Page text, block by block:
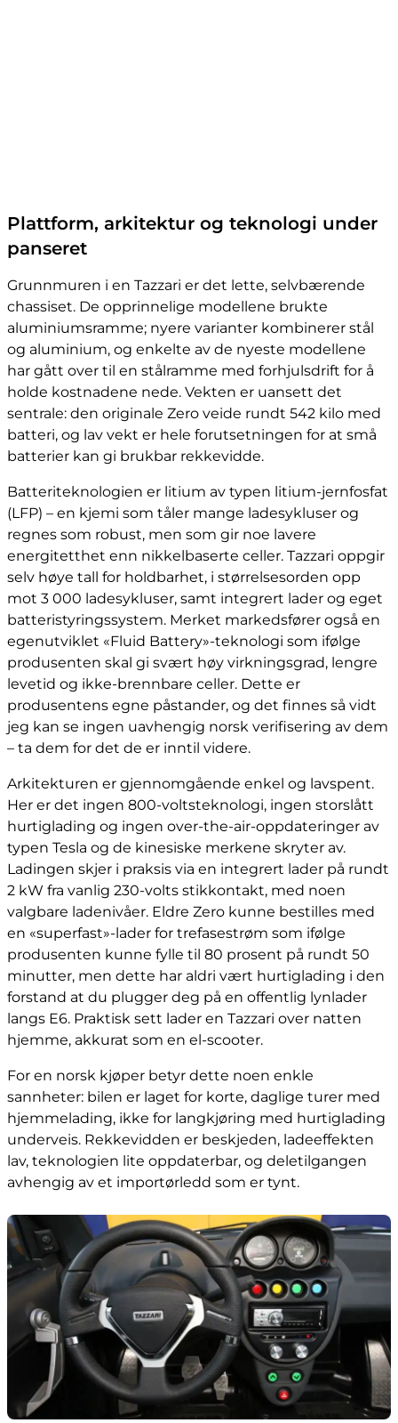
Plattform, arkitektur og teknologi under
panseret
Grunnmuren i en Tazzari er det lette, selvbærende
chassiset. De opprinnelige modellene brukte
aluminiumsramme; nyere varianter kombinerer stål
og aluminium, og enkelte av de nyeste modellene
har gått over til en stålramme med forhjulsdrift for å
holde kostnadene nede. Vekten er uansett det
sentrale: den originale Zero veide rundt 542 kilo med
batteri, og lav vekt er hele forutsetningen for at små
batterier kan gi brukbar rekkevidde.
Batteriteknologien er litium av typen litium-jernfosfat
(LFP) – en kjemi som tåler mange ladesykluser og
regnes som robust, men som gir noe lavere
energitetthet enn nikkelbaserte celler. Tazzari oppgir
selv høye tall for holdbarhet, i størrelsesorden opp
mot 3 000 ladesykluser, samt integrert lader og eget
batteristyringssystem. Merket markedsfører også en
egenutviklet «Fluid Battery»-teknologi som ifølge
produsenten skal gi svært høy virkningsgrad, lengre
levetid og ikke-brennbare celler. Dette er
produsentens egne påstander, og det finnes så vidt
jeg kan se ingen uavhengig norsk verifisering av dem
– ta dem for det de er inntil videre.
Arkitekturen er gjennomgående enkel og lavspent.
Her er det ingen 800-voltsteknologi, ingen storslått
hurtiglading og ingen over-the-air-oppdateringer av
typen Tesla og de kinesiske merkene skryter av.
Ladingen skjer i praksis via en integrert lader på rundt
2 kW fra vanlig 230-volts stikkontakt, med noen
valgbare ladenivåer. Eldre Zero kunne bestilles med
en «superfast»-lader for trefasestrøm som ifølge
produsenten kunne fylle til 80 prosent på rundt 50
minutter, men dette har aldri vært hurtiglading i den
forstand at du plugger deg på en offentlig lynlader
langs E6. Praktisk sett lader en Tazzari over natten
hjemme, akkurat som en el-scooter.
For en norsk kjøper betyr dette noen enkle
sannheter: bilen er laget for korte, daglige turer med
hjemmelading, ikke for langkjøring med hurtiglading
underveis. Rekkevidden er beskjeden, ladeeffekten
lav, teknologien lite oppdaterbar, og deletilgangen
avhengig av et importørledd som er tynt.